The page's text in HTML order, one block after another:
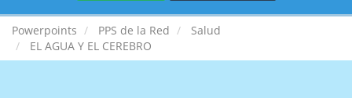
Powerpoints PPS de la Red
Salud
EL AGUA Y EL CEREBRO